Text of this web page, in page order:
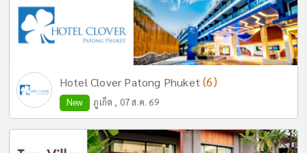
Hotel Clover Patong Phuket(6)
New ภูเก็ต , 07 ส.ค. 69